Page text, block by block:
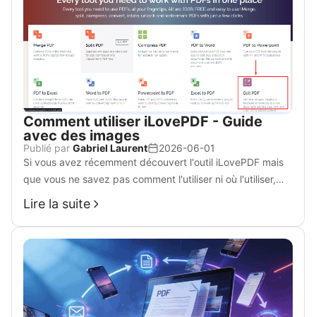
Comment utiliser iLovePDF - Guide
avec des images
Publié par Gabriel Laurent
2026-06-01
Si vous avez récemment découvert l'outil iLovePDF mais
que vous ne savez pas comment l'utiliser ni où l'utiliser,
lisez ce guide complet pour obtenir des informations
utiles.
Lire la suite